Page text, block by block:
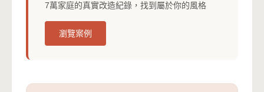
7萬家庭的真實改造紀錄，找到屬於你的風格
瀏覽案例